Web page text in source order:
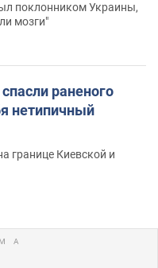
поклонником Украины,
мозги"
раненого
нетипичный
границе Киевской и